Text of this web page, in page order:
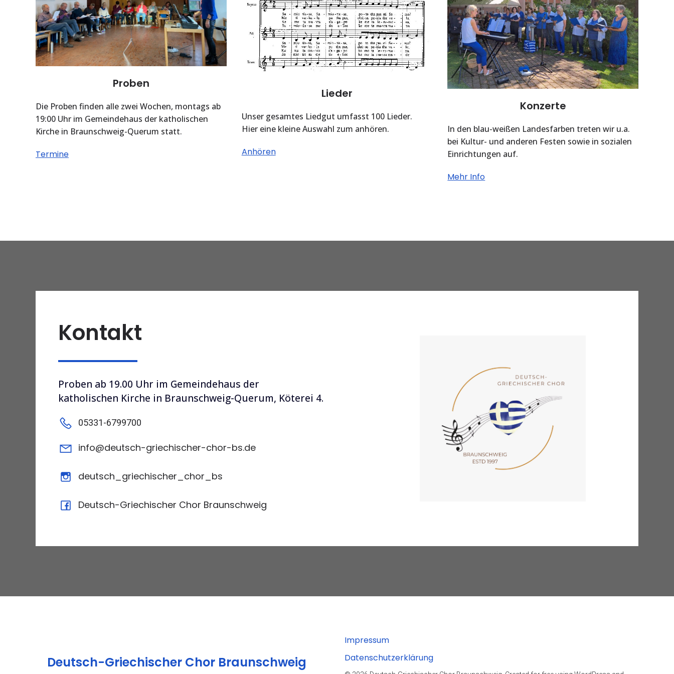
Proben
Die Proben finden alle zwei Wochen, montags ab
19:00 Uhr im Gemeindehaus der katholischen
Kirche in Braunschweig-Querum statt.
Termine
Lieder
Unser gesamtes Liedgut umfasst 100 Lieder.
Hier eine kleine Auswahl zum anhören.
Anhören
Konzerte
In den blau-weißen Landesfarben treten wir u.a.
bei Kultur- und anderen Festen sowie in sozialen
Einrichtungen auf.
Mehr Info
Kontakt
Proben ab 19.00 Uhr im Gemeindehaus der
katholischen Kirche in Braunschweig-Querum, Köterei 4.
05331-6799700
info@deutsch-griechischer-chor-bs.de
deutsch_griechischer_chor_bs
Deutsch-Griechischer Chor Braunschweig
Deutsch-Griechischer Chor Braunschweig
Impressum
Datenschutzerklärung